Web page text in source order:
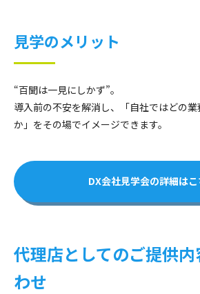
見学のメリット
“百聞は一見にしかず”。
導入前の不安を解消し、「自社ではどの
か」をその場でイメージできます。
DX会社見学会の詳細はこ
代理店としてのご提供
わせ